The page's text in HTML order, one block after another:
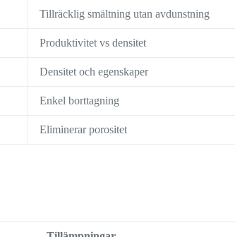
Tillräcklig smältning utan avdunstning
Produktivitet vs densitet
Densitet och egenskaper
Enkel borttagning
Eliminerar porositet